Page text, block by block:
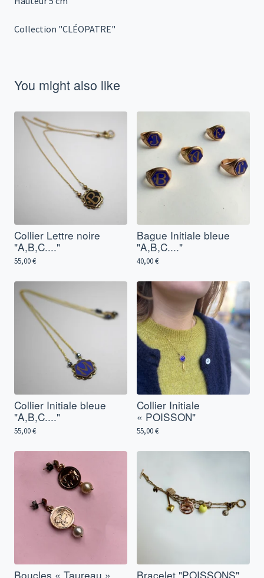
Collection "CLÉOPATRE"
You might also like
Collier Lettre noire
"A,B,C...."
55,00€
Bague Initiale bleue
"A,B,C...."
40,00€
Collier Initiale bleue
"A,B,C...."
55,00€
Collier Initiale
« POISSON"
55,00€
Boucles « Taureau » Bracelet "POISSONS"